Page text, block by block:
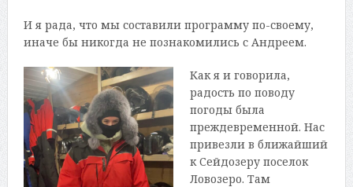
И я рада, что мы составили программу по-своему,
иначе бы никогда не познакомились с Андреем.
Как я и говорила,
радость по поводу
погоды была
преждевременной. Нас
привезли в ближайший
к Сейдозеру поселок
Ловозеро. Там